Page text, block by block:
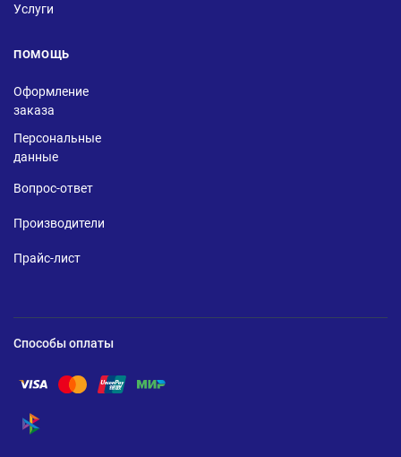
Услуги
ПОМОЩЬ
Оформление
заказа
Персональные
данные
Вопрос-ответ
Производители
Прайс-лист
Способы оплаты
Помощь по оплате Visa
Помощь по оплате Mastercard
Помощь по оплате UnionPay
Помощь по оплате Мир
Помощь по оплате СБП